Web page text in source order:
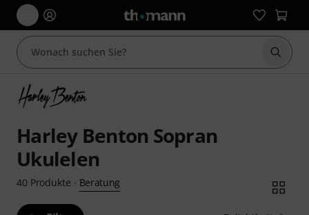
Suche
Harley Benton Sopran
Ukulelen
40 Produkte · Beratung